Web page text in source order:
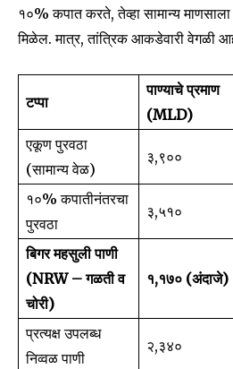
१०% कपात करते, तेव्हा सामान्य
मिळेल. मात्र, तांत्रिक आकडेवारी वेगळी
टप्पा
पाण्याचे प्रमाण
(MLD)
एकूण पुरवठा
(सामान्य वेळ)
३,९००
१०% कपातीनंतरचा
पुरवठा
३,५१०
बिगर महसुली पाणी
(NRW – गळती व
चोरी)
१,१७० (अंदाजे)
प्रत्यक्ष उपलब्ध
निव्वळ पाणी
२,३४०